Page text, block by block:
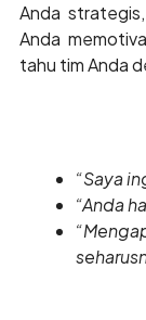
Anda
Anda
tahu tim Anda
“Saya
“Anda